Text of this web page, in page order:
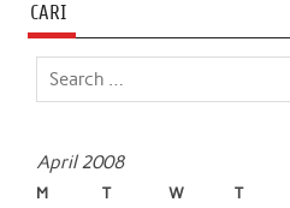
o
o
e
A
d
CARI
April 2008
M T W T